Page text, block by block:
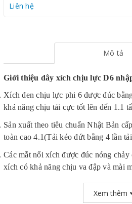
Liên hệ
Mô tả
Giới thiệu dây xích chịu lực D6
Xích đen chịu lực phi 6 được đúc
khả năng chịu tải cực tốt lên đến 1.1
Sản xuất theo tiêu chuẩn Nhật Bản
toàn cao 4.1(Tải kéo đứt bằng 4 lần
Các mắt nối xích được đúc nóng
xích có khả năng chịu va đập và mài
Bề mặt xích được tôi luyện đen bóng
việc được tại các môi trường khắc
Xem thêm